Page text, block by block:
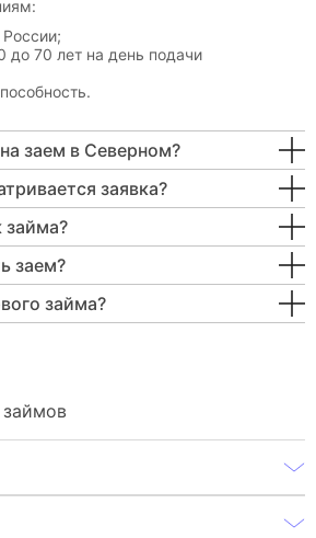
до 70 лет на день подачи
заем в Северном?
заявка?
займа?
заем?
займа?